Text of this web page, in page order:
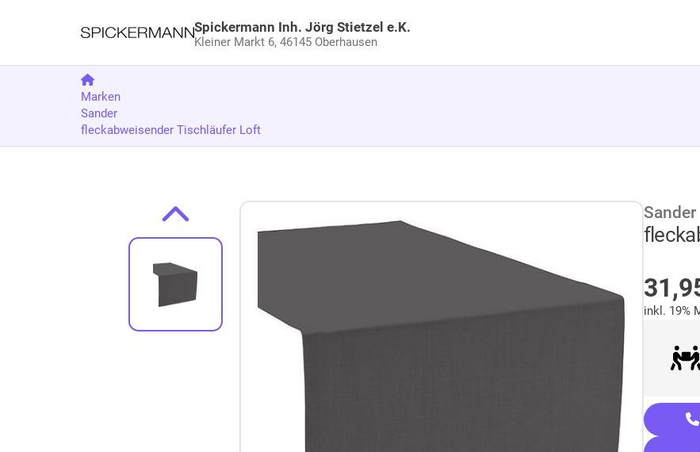
Spickermann Inh. Jörg Stietzel e.K.
Kleiner Markt 6, 46145 Oberhausen
Marken
Sander
fleckabweisender Tischläufer Loft
Zur Produktbeschreibung springen Sander
inkl. 19%